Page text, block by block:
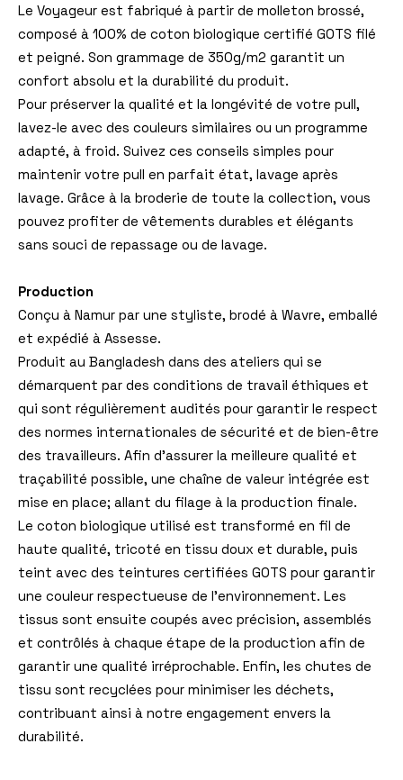
Le Voyageur est fabriqué à partir de molleton brossé,
composé à 100% de coton biologique certifié GOTS filé
et peigné. Son grammage de 350g/m2 garantit un
confort absolu et la durabilité du produit.
Pour préserver la qualité et la longévité de votre pull,
lavez-le avec des couleurs similaires ou un programme
adapté, à froid. Suivez ces conseils simples pour
maintenir votre pull en parfait état, lavage après
lavage. Grâce à la broderie de toute la collection, vous
pouvez profiter de vêtements durables et élégants
sans souci de repassage ou de lavage.
Production
Conçu à Namur par une styliste, brodé à Wavre, emballé
et expédié à Assesse.
Produit au Bangladesh dans des ateliers qui se
démarquent par des conditions de travail éthiques et
qui sont régulièrement audités pour garantir le respect
des normes internationales de sécurité et de bien-être
des travailleurs. Afin d’assurer la meilleure qualité et
traçabilité possible, une chaîne de valeur intégrée est
mise en place; allant du filage à la production finale.
Le coton biologique utilisé est transformé en fil de
haute qualité, tricoté en tissu doux et durable, puis
teint avec des teintures certifiées GOTS pour garantir
une couleur respectueuse de l’environnement. Les
tissus sont ensuite coupés avec précision, assemblés
et contrôlés à chaque étape de la production afin de
garantir une qualité irréprochable. Enfin, les chutes de
tissu sont recyclées pour minimiser les déchets,
contribuant ainsi à notre engagement envers la
durabilité.